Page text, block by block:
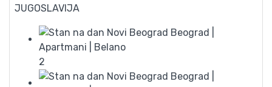
JUGOSLAVIJA
2